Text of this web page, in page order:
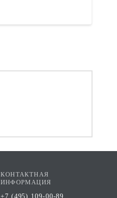
КОНТАКТНАЯ
ИНФОРМАЦИЯ
+7 (495) 109-00-89